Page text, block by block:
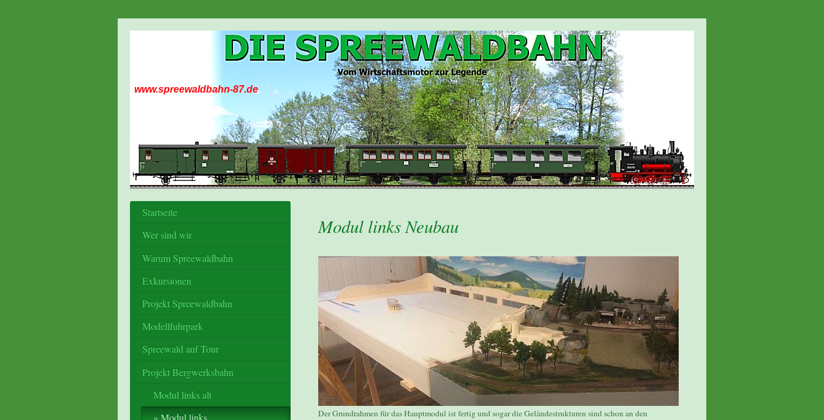
www.spreewaldbahn-87.de
Modul links Neubau
Der Grundrahmen für das Hauptmodul ist fertig und sogar die Geländestrukturen sind schon an den
Startseite
Wer sind wir
Warum Spreewaldbahn
Exkursionen
Projekt Spreewaldbahn
Modellfuhrpark
Spreewald auf Tour
Projekt Bergwerksbahn
Modul links alt
Modul links